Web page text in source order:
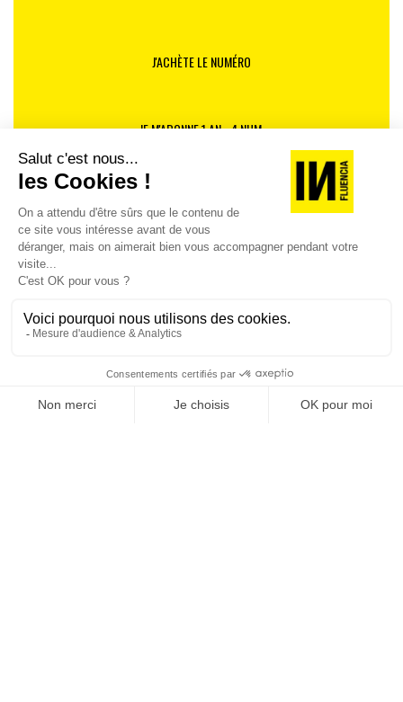
J'ACHÈTE LE NUMÉRO
JE M'ABONNE 1 AN - 4 NUM.
JE DÉCOUVRE LES NUMÉROS PRÉCÉDENTS
Je suis déjà abonné(e) :je consulte la revue en